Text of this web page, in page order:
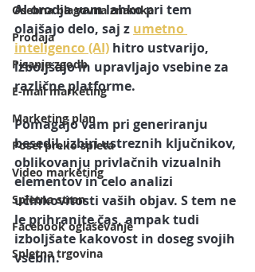
Osebna blagovna znamka
Prodaja
Pisanje zgodb
E-mail marketing
Marketing plan
Posel preko spleta
Video marketing
Spletna stran
Facebook oglaševanje
Spletna trgovina
AI orodja vam lahko pri tem
olajšajo delo, saj z umetno
inteligenco (AI) hitro ustvarijo,
izboljšajo in upravljajo vsebine za
različne platforme.
Pomagajo vam pri generiranju
besedil, izbiri ustreznih ključnikov,
oblikovanju privlačnih vizualnih
elementov in celo analizi
učinkovitosti vaših objav. S tem ne
le prihranite čas, ampak tudi
izboljšate kakovost in doseg svojih
vsebin.